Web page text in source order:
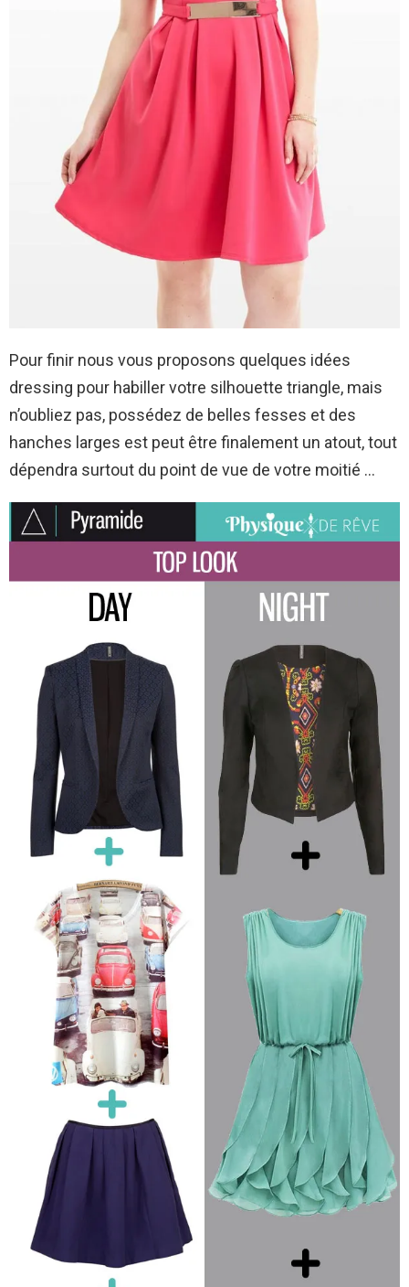
Pour finir nous vous proposons quelques idées
dressing pour habiller votre silhouette triangle, mais
n’oubliez pas, possédez de belles fesses et des
hanches larges est peut être finalement un atout, tout
dépendra surtout du point de vue de votre moitié …